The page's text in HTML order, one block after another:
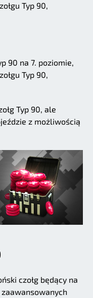
Typ 90,
90 na 7. poziomie,
Typ 90,
Typ 90, ale
z możliwością
czołg będący na